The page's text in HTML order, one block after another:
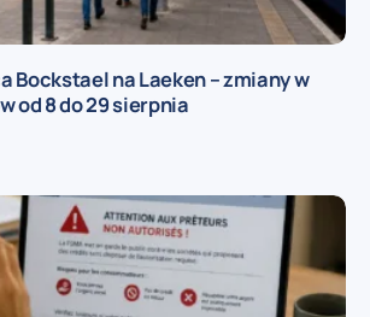
Bockstael na Laeken – zmiany w
od 8 do 29 sierpnia